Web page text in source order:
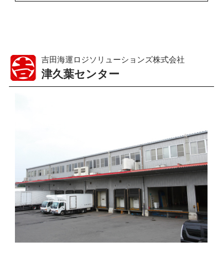
吉田海運ロジソリューションズ株式会社
津久葉センター